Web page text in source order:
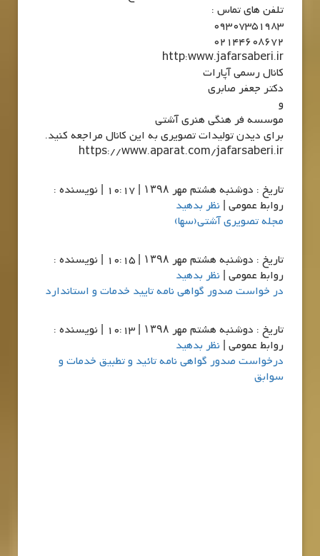
تلفن های تماس :
09307351983
02144608672
http:www.jafarsaberi.ir
کانال رسمی آپارات
دکتر جعفر صابری
و
موسسه فر هنگی هنری آشتی
برای دیدن تولیدات تصویری به این کانال مراجعه کنید.
https://www.aparat.com/jafarsaberi.ir
تاريخ : دوشنبه هشتم مهر ۱۳۹۸ | 10:17 | نویسنده :
روابط عمومی | نظر بدهید
مجله تصویری آشتی(سها)
تاريخ : دوشنبه هشتم مهر ۱۳۹۸ | 10:15 | نویسنده :
روابط عمومی | نظر بدهید
در خواست صدور گواهی نامه تایید خدمات و استاندارد
تاريخ : دوشنبه هشتم مهر ۱۳۹۸ | 10:13 | نویسنده :
روابط عمومی | نظر بدهید
درخواست صدور گواهی نامه تائید و تطبیق خدمات و
سوابق